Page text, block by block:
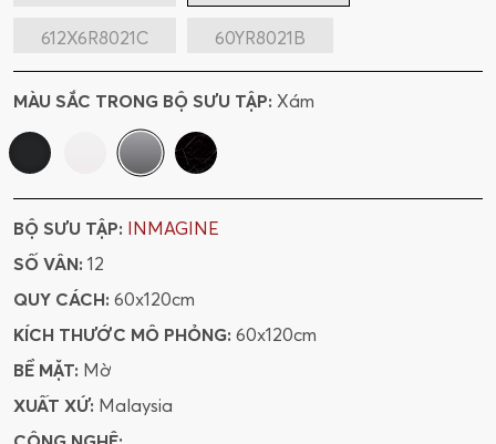
612X6R8021C 60YR8021B
60YR8021C 60YR8011N
MÀU SẮC TRONG BỘ SƯU TẬP: Xám
BỘ SƯU TẬP: INMAGINE
SỐ VÂN: 12
QUY CÁCH: 60x120cm
KÍCH THƯỚC MÔ PHỎNG: 60x120cm
BỀ MẶT: Mờ
XUẤT XỨ: Malaysia